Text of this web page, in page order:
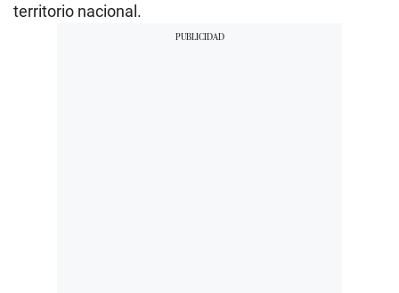
territorio nacional.